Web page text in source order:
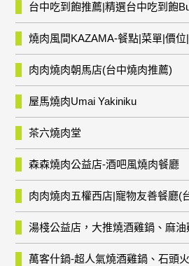
台中吃到飽推薦|精選台中吃到飽
燒肉風間KAZAMA-餐點|菜單|價位
肉肉燒肉朝馬店(台中燒肉推薦)
屋馬燒肉Umai Yakiniku
茶六燒肉堂
森森燒肉公益店-酒吧風燒肉餐廳
肉肉燒肉五權西店|寵物友善餐廳(
湯棧公益店，大推燒酒雞鍋、麻
萬客什鍋-超人氣燒酒雞鍋、石頭